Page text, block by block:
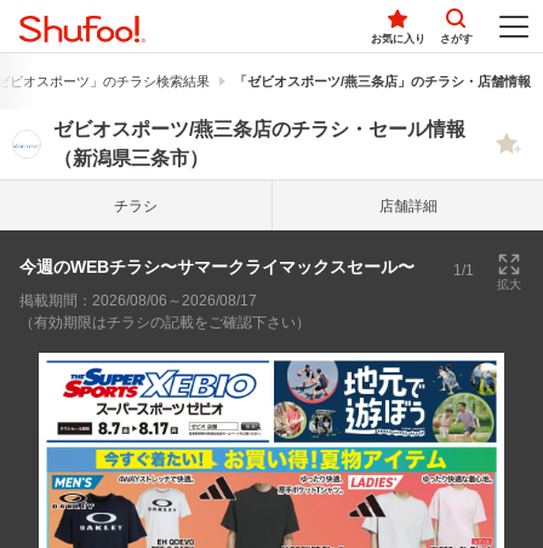
お気に入り さがす
ビオスポーツ」のチラシ検索結果 「ゼビオスポーツ/燕三条店」のチラシ・店舗情報
ゼビオスポーツ/燕三条店のチラシ・セール情報
（新潟県三条市）
チラシ 店舗詳細
今週のWEBチラシ〜サマークライマックスセール〜 1/1
拡大
掲載期間：2026/08/06～2026/08/17
（有効期限はチラシの記載をご確認下さい）